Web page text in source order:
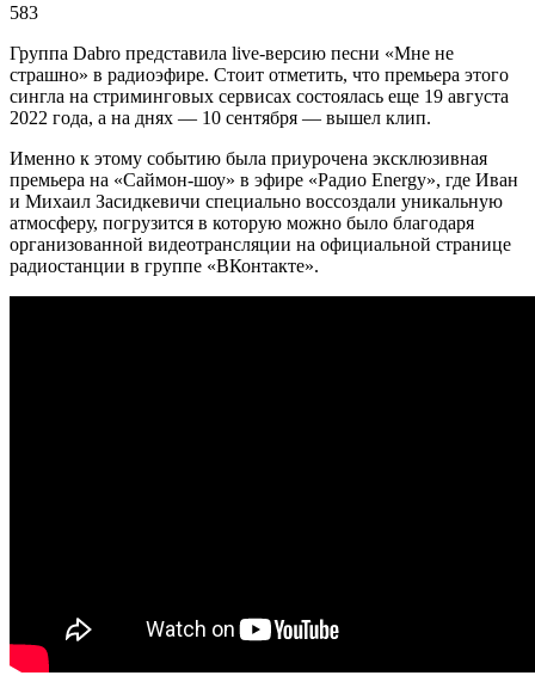
583
Группа Dabro представила live-версию песни «Мне не
страшно» в радиоэфире. Стоит отметить, что премьера этого
сингла на стриминговых сервисах состоялась еще 19 августа
2022 года, а на днях — 10 сентября — вышел клип.
Именно к этому событию была приурочена эксклюзивная
премьера на «Саймон-шоу» в эфире «Радио Energy», где Иван
и Михаил Засидкевичи специально воссоздали уникальную
атмосферу, погрузится в которую можно было благодаря
организованной видеотрансляции на официальной странице
радиостанции в группе «ВКонтакте».